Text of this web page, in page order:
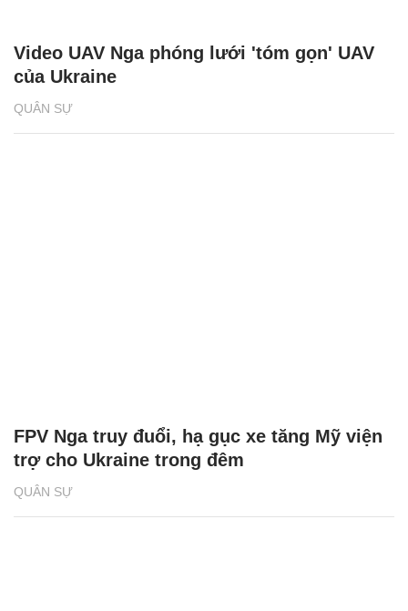
QUÂN SỰ
Video UAV Nga phóng lưới 'tóm gọn' UAV
của Ukraine
QUÂN SỰ
FPV Nga truy đuổi, hạ gục xe tăng Mỹ viện
trợ cho Ukraine trong đêm